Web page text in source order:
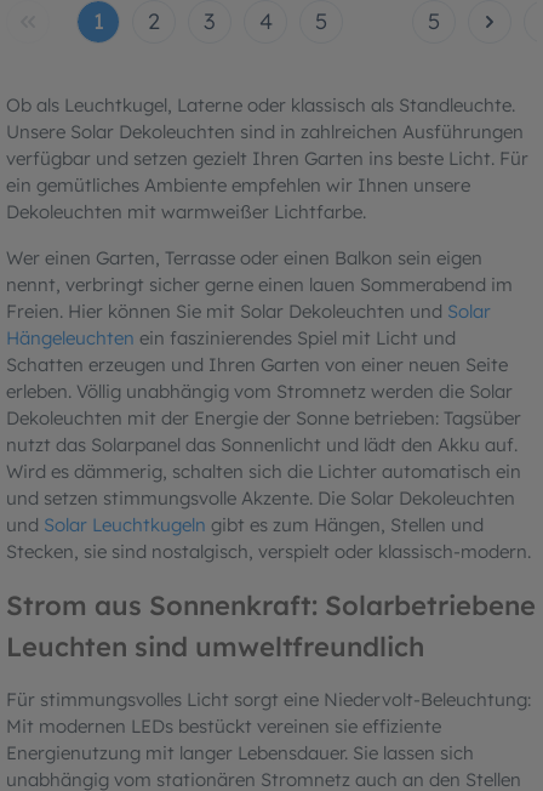
1 2 3 4 5 5
Ob als Leuchtkugel, Laterne oder klassisch als Standleuchte.
Unsere Solar Dekoleuchten sind in zahlreichen Ausführungen
verfügbar und setzen gezielt Ihren Garten ins beste Licht. Für
ein gemütliches Ambiente empfehlen wir Ihnen unsere
Dekoleuchten mit warmweißer Lichtfarbe.
Wer einen Garten, Terrasse oder einen Balkon sein eigen
nennt, verbringt sicher gerne einen lauen Sommerabend im
Freien. Hier können Sie mit Solar Dekoleuchten und Solar
Hängeleuchten ein faszinierendes Spiel mit Licht und
Schatten erzeugen und Ihren Garten von einer neuen Seite
erleben. Völlig unabhängig vom Stromnetz werden die Solar
Dekoleuchten mit der Energie der Sonne betrieben: Tagsüber
nutzt das Solarpanel das Sonnenlicht und lädt den Akku auf.
Wird es dämmerig, schalten sich die Lichter automatisch ein
und setzen stimmungsvolle Akzente. Die Solar Dekoleuchten
und Solar Leuchtkugeln gibt es zum Hängen, Stellen und
Stecken, sie sind nostalgisch, verspielt oder klassisch-modern.
Strom aus Sonnenkraft: Solarbetriebene
Leuchten sind umweltfreundlich
Für stimmungsvolles Licht sorgt eine Niedervolt-Beleuchtung:
Mit modernen LEDs bestückt vereinen sie effiziente
Energienutzung mit langer Lebensdauer. Sie lassen sich
unabhängig vom stationären Stromnetz auch an den Stellen